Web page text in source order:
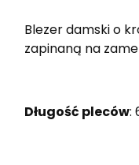
Blezer damski o
zapinaną na
Długość pleców: